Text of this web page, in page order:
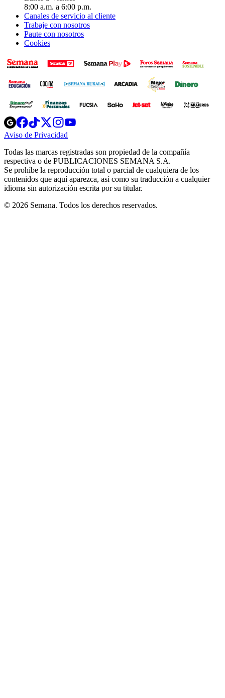
8:00 a.m. a 6:00 p.m.
Canales de servicio al cliente
Trabaje con nosotros
Paute con nosotros
Cookies
Opens
in
new
Opens
in
new
Opens
in
new
window
Opens
new
windowwindow
Aviso de Privacidad
new
window
Todas las marcas registradas son propiedad de la compañía
respectiva o de PUBLICACIONES SEMANA S.A.
Se prohíbe la reproducción total o parcial de cualquiera de los
contenidos que aquí aparezca, así como su traducción a cualquier
idioma sin autorización escrita por su titular.
© 2026 Semana. Todos los derechos reservados.